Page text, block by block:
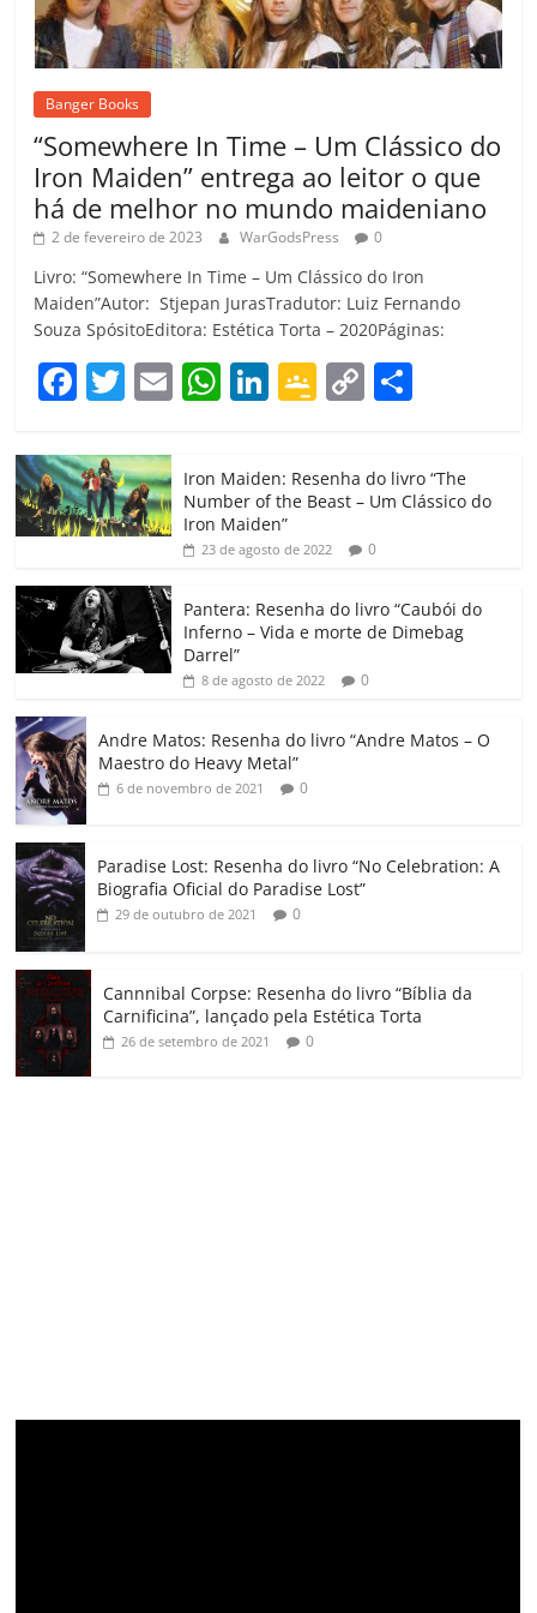
Banger Books
“Somewhere In Time – Um Clássico do
Iron Maiden” entrega ao leitor o que
há de melhor no mundo maideniano
2 de fevereiro de 2023 WarGodsPress 0
Livro: “Somewhere In Time – Um Clássico do Iron
Maiden”Autor: Stjepan JurasTradutor: Luiz Fernando
Souza SpósitoEditora: Estética Torta – 2020Páginas:
F
c
e
b
o
o
k
T
itt
er
E W
at
s
A
p
Li
e
dI
G
gl
e
Cl
a
ss
ro
o
C
p
y
Li
k
m
p
h
ar
Iron Maiden: Resenha do livro “The
Number of the Beast – Um Clássico do
Iron Maiden”
23 de agosto de 2022 0
Pantera: Resenha do livro “Caubói do
Inferno – Vida e morte de Dimebag
Darrel”
8 de agosto de 2022 0
Andre Matos: Resenha do livro “Andre Matos – O
Maestro do Heavy Metal”
6 de novembro de 2021 0
Paradise Lost: Resenha do livro “No Celebration: A
Biografia Oficial do Paradise Lost”
29 de outubro de 2021 0
Cannnibal Corpse: Resenha do livro “Bíblia da
Carnificina”, lançado pela Estética Torta
26 de setembro de 2021 0